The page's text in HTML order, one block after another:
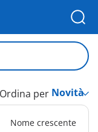
Ordina per
Nome crescente